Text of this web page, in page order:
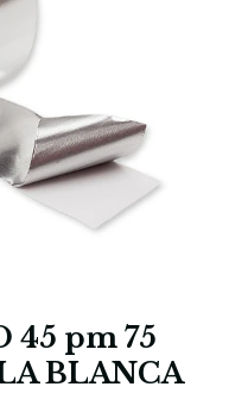
45 pm 75
BLANCA